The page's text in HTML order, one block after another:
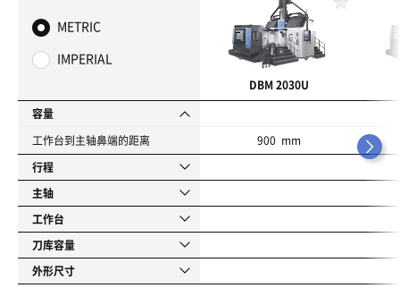
METRIC
IMPERIAL
容量
工作台到主轴鼻端的距离
行程
主轴
工作台
刀库容量
外形尺寸
DBM 2030U
900 mm